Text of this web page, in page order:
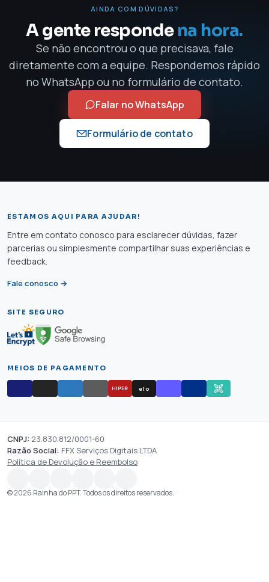
AINDA COM DÚVIDAS?
A gente responde na hora.
Se não encontrou o que precisava, fale
diretamente com a equipe. Respondemos rápido
no WhatsApp ou no formulário de contato.
Falar no WhatsApp
Formulário de contato
ESTAMOS AQUI PARA AJUDAR!
Entre em contato conosco para esclarecer dúvidas, fazer
parcerias ou simplesmente compartilhar suas experiências e
feedback.
Fale conosco →
SITE SEGURO
MEIOS DE PAGAMENTO
HIPER elo
CNPJ: 23.830.812/0001-60
Razão Social: FFX Serviços Digitais LTDA
Política de Devolução e Reembolso
© 2026 Rainha do PPT. Todos os direitos reservados.